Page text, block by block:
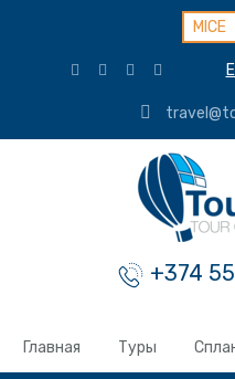
MICE
+374
Главная Туры